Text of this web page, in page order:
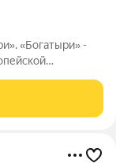
«Богатыри» -
- 500